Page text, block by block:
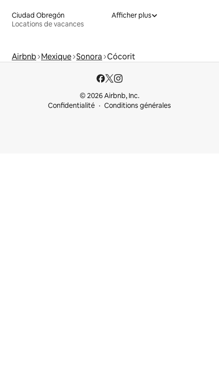
Ciudad Obregón
Locations de vacances
Afficher plus
Airbnb Mexique Sonora Cócorit
© 2026 Airbnb, Inc.
Confidentialité
Conditions générales